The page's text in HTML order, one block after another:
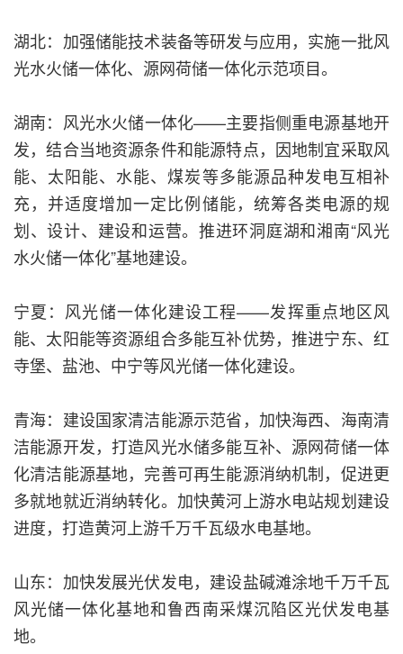
湖北：加强储能技术装备等研发与应用，实施一批风
光水火储一体化、源网荷储一体化示范项目。
湖南：风光水火储一体化——主要指侧重电源基地开
发，结合当地资源条件和能源特点，因地制宜采取风
能、太阳能、水能、煤炭等多能源品种发电互相补
充，并适度增加一定比例储能，统筹各类电源的规
划、设计、建设和运营。推进环洞庭湖和湘南“风光
水火储一体化”基地建设。
宁夏：风光储一体化建设工程——发挥重点地区风
能、太阳能等资源组合多能互补优势，推进宁东、红
寺堡、盐池、中宁等风光储一体化建设。
青海：建设国家清洁能源示范省，加快海西、海南清
洁能源开发，打造风光水储多能互补、源网荷储一体
化清洁能源基地，完善可再生能源消纳机制，促进更
多就地就近消纳转化。加快黄河上游水电站规划建设
进度，打造黄河上游千万千瓦级水电基地。
山东：加快发展光伏发电，建设盐碱滩涂地千万千瓦
风光储一体化基地和鲁西南采煤沉陷区光伏发电基
地。